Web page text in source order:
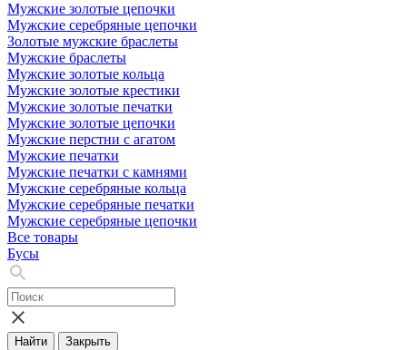
Мужские золотые цепочки
Мужские серебряные цепочки
Золотые мужские браслеты
Мужские браслеты
Мужские золотые кольца
Мужские золотые крестики
Мужские золотые печатки
Мужские золотые цепочки
Мужские перстни с агатом
Мужские печатки
Мужские печатки с камнями
Мужские серебряные кольца
Мужские серебряные печатки
Мужские серебряные цепочки
Все товары
Бусы
Найти Закрыть